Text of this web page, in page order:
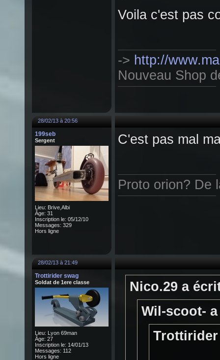
Voila c'est pas
-> http://
Nouveau Shop
28/02/13 à 20:56
199seb
Sergent
Lieu: Brive,Albi
Âge: 31
Inscription le: 05/12/10
Messages: 329
Hors ligne
C'est pas mal
Proto orion? De
28/02/13 à 21:49
Trottirider swag
Soldat de 1ere classe
Lieu: Lyon 69man
Âge: 27
Inscription le: 14/01/13
Messages: 112
Hors ligne
Nico.29 a
Wil-scoot-